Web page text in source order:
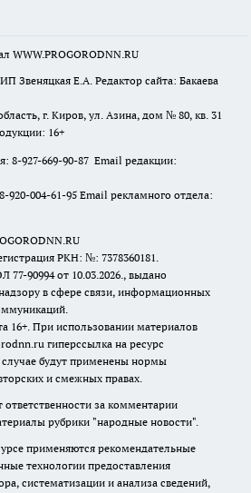
WWW.PROGORODNN.RU
Звеняцкая Е.А. Редактор сайта: Бакаева
г. Киров, ул. Азина, дом № 80, кв. 31
16+
8-927-669-90-87 Email редакции:
920-004-61-95 Email рекламного отдела:
РКН: №: 7378360181.
90994 от 10.03.2026., выдано
в сфере связи, информационных
16+. При использовании материалов
гиперссылка на ресурс
будут применены нормы
и смежных правах.
ответственности за комментарии
рубрики "народные новости".
применяются рекомендательные
технологии предоставления
систематизации и анализа сведений,